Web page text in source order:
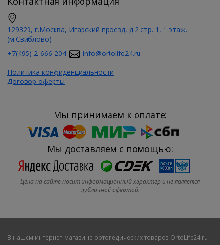
129329, г.Москва, Игарский проезд, д.2 стр. 1, 1 этаж.
(м.Свиблово)
+7(495) 2-666-204
info@ortolife24.ru
Политика конфиденциальности
Договор оферты
Мы принимаем к оплате:
Мы доставляем с помощью:
Цена на сайте носит информационный характер и не является
публичной офертой.
В нашем интернет-магазине ортопедических товаров OrtoLife24.ru